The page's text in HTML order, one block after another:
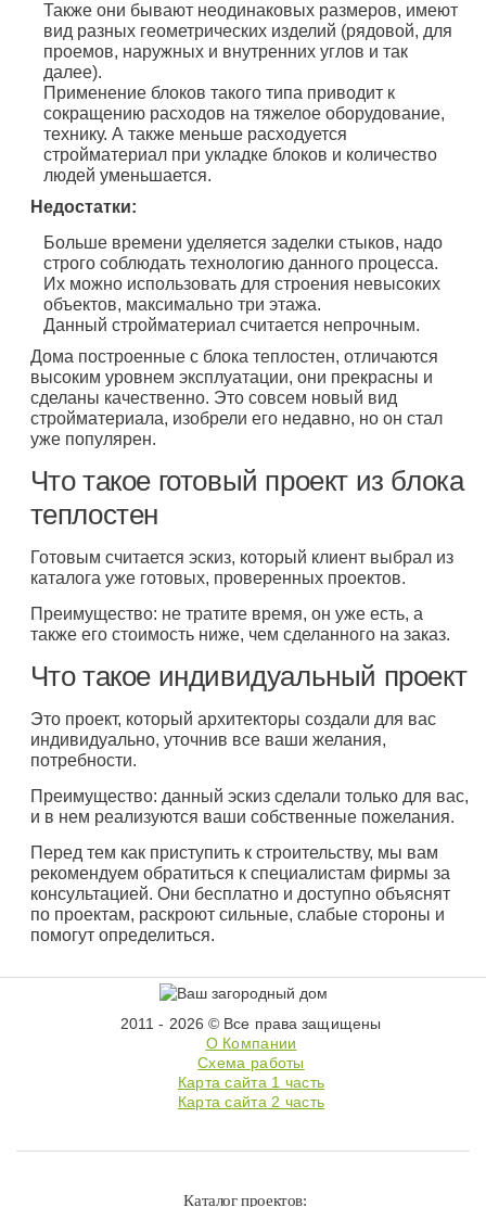
Также они бывают неодинаковых размеров, имеют
вид разных геометрических изделий (рядовой, для
проемов, наружных и внутренних углов и так
далее).
Применение блоков такого типа приводит к
сокращению расходов на тяжелое оборудование,
технику. А также меньше расходуется
стройматериал при укладке блоков и количество
людей уменьшается.
Недостатки:
Больше времени уделяется заделки стыков, надо
строго соблюдать технологию данного процесса.
Их можно использовать для строения невысоких
объектов, максимально три этажа.
Данный стройматериал считается непрочным.
Дома построенные с блока теплостен, отличаются
высоким уровнем эксплуатации, они прекрасны и
сделаны качественно. Это совсем новый вид
стройматериала, изобрели его недавно, но он стал
уже популярен.
Что такое готовый проект из блока
теплостен
Готовым считается эскиз, который клиент выбрал из
каталога уже готовых, проверенных проектов.
Преимущество: не тратите время, он уже есть, а
также его стоимость ниже, чем сделанного на заказ.
Что такое индивидуальный проект
Это проект, который архитекторы создали для вас
индивидуально, уточнив все ваши желания,
потребности.
Преимущество: данный эскиз сделали только для вас,
и в нем реализуются ваши собственные пожелания.
Перед тем как приступить к строительству, мы вам
рекомендуем обратиться к специалистам фирмы за
консультацией. Они бесплатно и доступно объяснят
по проектам, раскроют сильные, слабые стороны и
помогут определиться.
2011 - 2026 © Все права защищены
О Компании
Схема работы
Карта сайта 1 часть
Карта сайта 2 часть
Каталог проектов: